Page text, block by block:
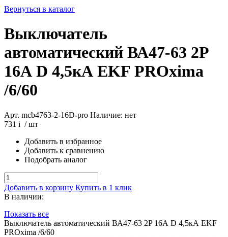
Вернуться в каталог
Выключатель
автоматический ВА47-63 2P
16А D 4,5кА EKF PROxima
/6/60
Арт. mcb4763-2-16D-pro Наличие: нет
731 i / шт
Добавить в избранное
Добавить к сравнению
Подобрать аналог
Добавить в корзину Купить в 1 клик
В наличии:
Показать все
Выключатель автоматический ВА47-63 2P 16А D 4,5кА EKF
PROxima /6/60